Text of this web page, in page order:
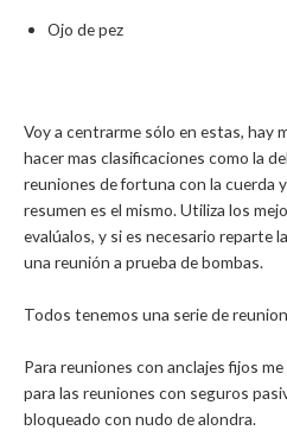
Ojo de pez
Voy a centrarme sólo en estas, hay
hacer mas clasificaciones como la
reuniones de fortuna con la cuerda
resumen es el mismo. Utiliza los
evalúalos, y si es necesario reparte
una reunión a prueba de bombas.
Todos tenemos una serie de
Para reuniones con anclajes fijos
para las reuniones con seguros
bloqueado con nudo de alondra.